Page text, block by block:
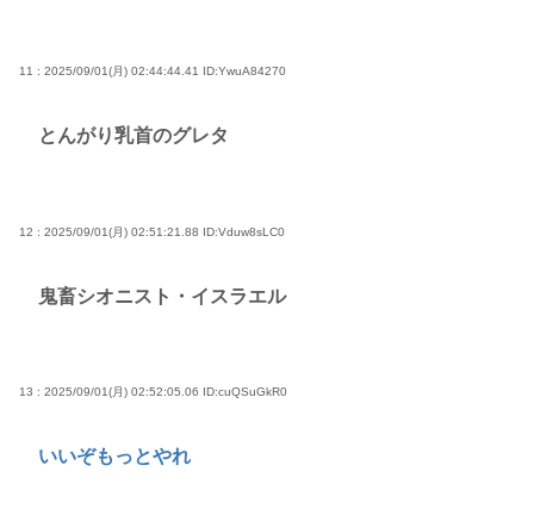
11 : 2025/09/01(月) 02:44:44.41 ID:YwuA84270
とんがり乳首のグレタ
12 : 2025/09/01(月) 02:51:21.88 ID:Vduw8sLC0
鬼畜シオニスト・イスラエル
13 : 2025/09/01(月) 02:52:05.06 ID:cuQSuGkR0
いいぞもっとやれ